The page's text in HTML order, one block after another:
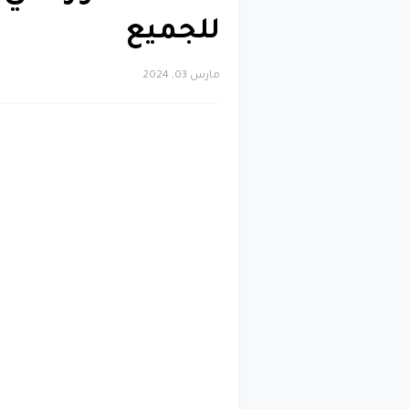
للجميع
مارس 03, 2024